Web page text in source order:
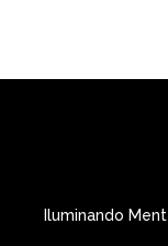
Iluminando